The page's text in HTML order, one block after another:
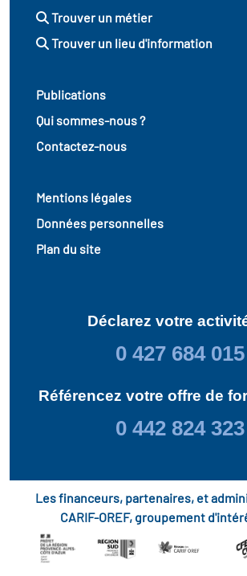
Trouver un métier
Trouver un lieu d'information
Publications
Qui sommes-nous ?
Contactez-nous
Mentions légales
Données personnelles
Plan du site
Déclarez votre
0 427 684 015
Référencez votre offre de
0 442 824 323
Les financeurs, partenaires, et
CARIF-OREF, groupement